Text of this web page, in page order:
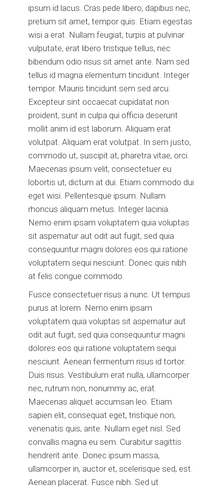
ipsum id lacus. Cras pede libero, dapibus nec,
pretium sit amet, tempor quis. Etiam egestas
wisi a erat. Nullam feugiat, turpis at pulvinar
vulputate, erat libero tristique tellus, nec
bibendum odio risus sit amet ante. Nam sed
tellus id magna elementum tincidunt. Integer
tempor. Mauris tincidunt sem sed arcu.
Excepteur sint occaecat cupidatat non
proident, sunt in culpa qui officia deserunt
mollit anim id est laborum. Aliquam erat
volutpat. Aliquam erat volutpat. In sem justo,
commodo ut, suscipit at, pharetra vitae, orci.
Maecenas ipsum velit, consectetuer eu
lobortis ut, dictum at dui. Etiam commodo dui
eget wisi. Pellentesque ipsum. Nullam
rhoncus aliquam metus. Integer lacinia.
Nemo enim ipsam voluptatem quia voluptas
sit aspernatur aut odit aut fugit, sed quia
consequuntur magni dolores eos qui ratione
voluptatem sequi nesciunt. Donec quis nibh
at felis congue commodo.
Fusce consectetuer risus a nunc. Ut tempus
purus at lorem. Nemo enim ipsam
voluptatem quia voluptas sit aspernatur aut
odit aut fugit, sed quia consequuntur magni
dolores eos qui ratione voluptatem sequi
nesciunt. Aenean fermentum risus id tortor.
Duis risus. Vestibulum erat nulla, ullamcorper
nec, rutrum non, nonummy ac, erat.
Maecenas aliquet accumsan leo. Etiam
sapien elit, consequat eget, tristique non,
venenatis quis, ante. Nullam eget nisl. Sed
convallis magna eu sem. Curabitur sagittis
hendrerit ante. Donec ipsum massa,
ullamcorper in, auctor et, scelerisque sed, est.
Aenean placerat. Fusce nibh. Sed ut